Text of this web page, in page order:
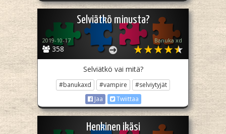
Selviätkö minusta?
358
2019-10-17 Banuka xd
Selviätkö vai mitä?
#banukaxd #vampire
#selviytyjät
Jaa
Twiittaa
Henkinen ikäsi